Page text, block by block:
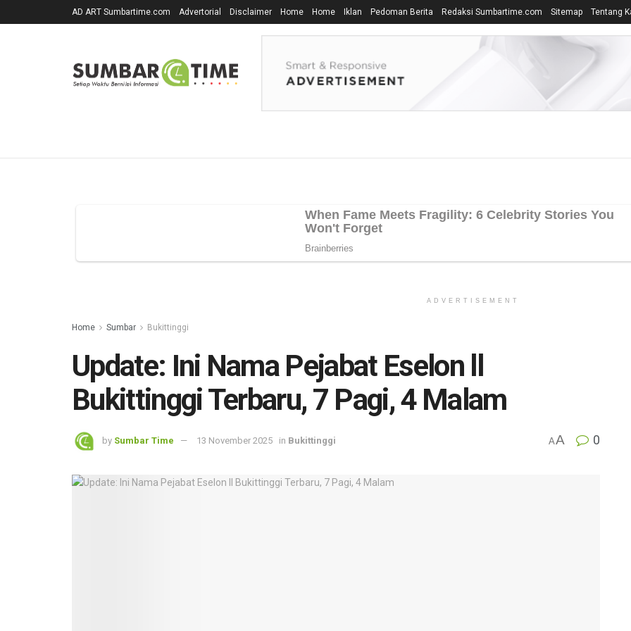
AD ART Sumbartime.com Advertorial Disclaimer Home Home Iklan Pedoman Berita Redaksi Sumbartime.com Sitemap Tentang
ADVERTISEMENT
Home Sumbar Bukittinggi
Update: Ini Nama Pejabat Eselon ll
Bukittinggi Terbaru, 7 Pagi, 4 Malam
by Sumbar Time 13 November 2025 in Bukittinggi AA 0